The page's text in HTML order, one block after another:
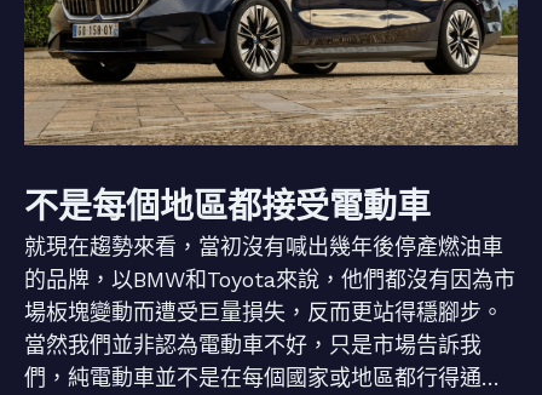
不是每個地區都接受電動車
就現在趨勢來看，當初沒有喊出幾年後停產燃油車
的品牌，以BMW和Toyota來說，他們都沒有因為市
場板塊變動而遭受巨量損失，反而更站得穩腳步。
當然我們並非認為電動車不好，只是市場告訴我
們，純電動車並不是在每個國家或地區都行得通…